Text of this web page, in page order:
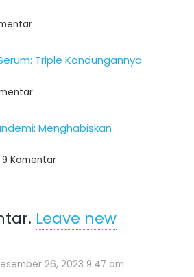
Triple Kandungannya
Menghabiskan
9 Komentar
. Leave new
26, 2023 9:47 am